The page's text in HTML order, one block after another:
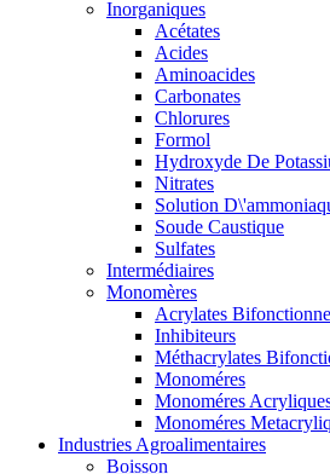
Inorganiques
Acétates
Acides
Aminoacides
Carbonates
Chlorures
Formol
Hydroxyde De
Nitrates
Solution
Soude Caustique
Sulfates
Intermédiaires
Monomères
Acrylates
Inhibiteurs
Méthacrylates
Monoméres
Monoméres
Monoméres
Industries Agroalimentaires
Boisson